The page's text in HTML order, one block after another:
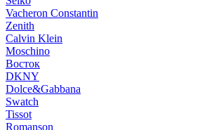
Vacheron Constantin
Zenith
Calvin Klein
Moschino
Восток
DKNY
Dolce&Gabbana
Swatch
Tissot
Romanson